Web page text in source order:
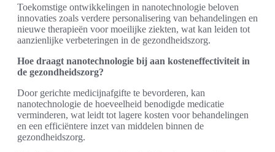
Toekomstige ontwikkelingen in nanotechnologie beloven
innovaties zoals verdere personalisering van behandelingen en
nieuwe therapieën voor moeilijke ziekten, wat kan leiden tot
aanzienlijke verbeteringen in de gezondheidszorg.
Hoe draagt nanotechnologie bij aan kosteneffectiviteit in
de gezondheidszorg?
Door gerichte medicijnafgifte te bevorderen, kan
nanotechnologie de hoeveelheid benodigde medicatie
verminderen, wat leidt tot lagere kosten voor behandelingen
en een efficiëntere inzet van middelen binnen de
gezondheidszorg.